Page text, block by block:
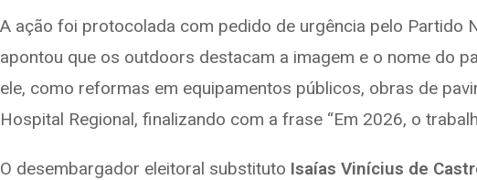
A ação foi protocolada com pedido de urgência pelo Partido
apontou que os outdoors destacam a imagem e o nome do
ele, como reformas em equipamentos públicos, obras de
Hospital Regional, finalizando com a frase “Em 2026, o
O desembargador eleitoral substituto Isaías Vinícius de